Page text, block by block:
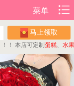
菜单
马上领取
本店可定制蛋糕 、水果 花